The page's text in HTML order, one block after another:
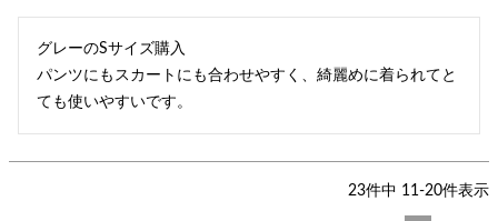
グレーのSサイズ購入
パンツにもスカートにも合わせやすく、綺麗めに着られてと
ても使いやすいです。
23件中 11-20件表示